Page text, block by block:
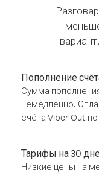
Пополнение
Сумма
немедленно.
счёта Viber Out
Тарифы на 30
Низкие цены на